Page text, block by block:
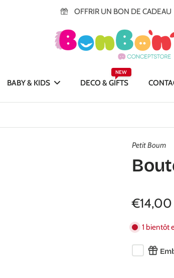
OFFRIR UN BON DE CADEAU
BABY & KIDS DECO & GIFTS
NEW
Petit Boum
€14,00
1 bientôt